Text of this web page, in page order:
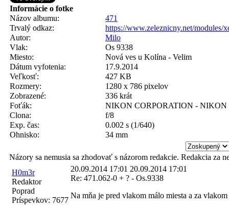
Informácie o fotke
Názov albumu:
471
Trvalý odkaz:
https://www.zeleznicny.net/modules/
Autor:
Milo
Vlak:
Os 9338
Miesto:
Nová ves u Kolína - Velim
Dátum vyfotenia:
17.9.2014
Veľkosť:
427 KB
Rozmery:
1280 x 786 pixelov
Zobrazené:
336 krát
Foťák:
NIKON CORPORATION - NIKON
Clona:
f/8
Exp. čas:
0.002 s (1/640)
Ohnisko:
34 mm
Názory sa nemusia sa zhodovať s názorom redakcie. Redakcia za
H0m3r
Redaktor
Poprad
Príspevkov: 7677
20.09.2014 17:01 20.09.2014 17:01
Re: 471.062-0 + ? - Os.9338
Na mňa je pred vlakom málo miesta a za